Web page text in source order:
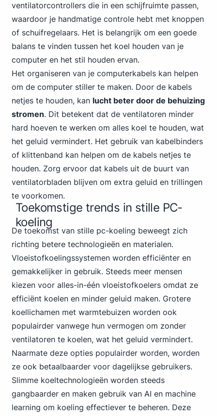
ventilatorcontrollers die in een schijfruimte passen,
waardoor je handmatige controle hebt met knoppen
of schuifregelaars. Het is belangrijk om een goede
balans te vinden tussen het koel houden van je
computer en het stil houden ervan.
Het organiseren van je computerkabels kan helpen
om de computer stiller te maken. Door de kabels
netjes te houden, kan lucht beter door de behuizing
stromen. Dit betekent dat de ventilatoren minder
hard hoeven te werken om alles koel te houden, wat
het geluid vermindert. Het gebruik van kabelbinders
of klittenband kan helpen om de kabels netjes te
houden. Zorg ervoor dat kabels uit de buurt van
ventilatorbladen blijven om extra geluid en trillingen
te voorkomen.
Toekomstige trends in stille PC-
koeling
De toekomst van stille pc-koeling beweegt zich
richting betere technologieën en materialen.
Vloeistofkoelingssystemen worden efficiënter en
gemakkelijker in gebruik. Steeds meer mensen
kiezen voor alles-in-één vloeistofkoelers omdat ze
efficiënt koelen en minder geluid maken. Grotere
koellichamen met warmtebuizen worden ook
populairder vanwege hun vermogen om zonder
ventilatoren te koelen, wat het geluid vermindert.
Naarmate deze opties populairder worden, worden
ze ook betaalbaarder voor dagelijkse gebruikers.
Slimme koeltechnologieën worden steeds
gangbaarder en maken gebruik van AI en machine
learning om koeling effectiever te beheren. Deze